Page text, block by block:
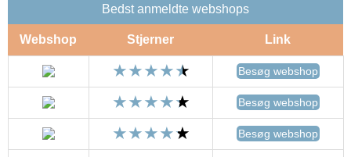
Bedst anmeldte webshops
Webshop Stjerner Link
Besøg webshop
Besøg webshop
Besøg webshop